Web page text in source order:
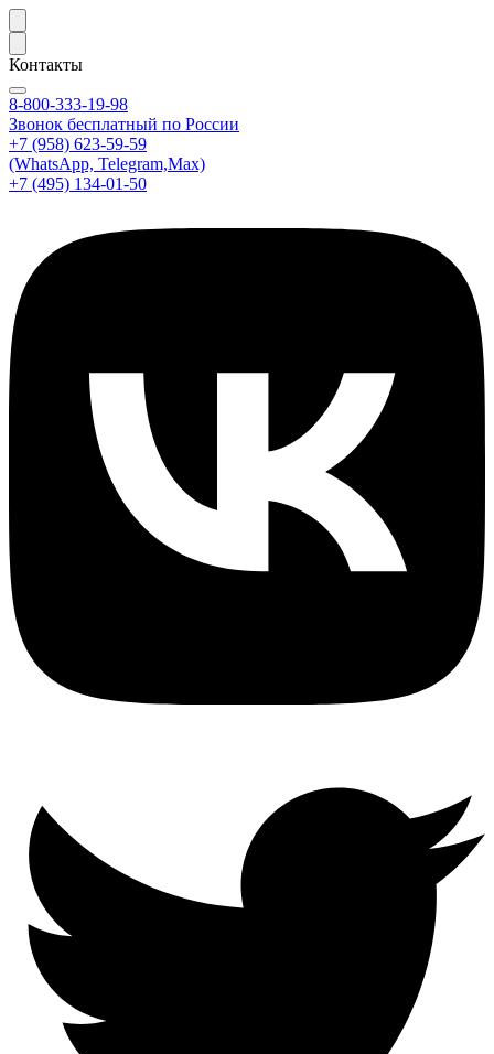
Контакты
8-800-333-19-98
Звонок бесплатный по России
+7 (958) 623-59-59
(WhatsApp, Telegram,Max)
+7 (495) 134-01-50